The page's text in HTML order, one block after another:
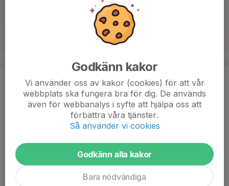
Ons
Godkänn kakor
Vi använder oss av kakor (cookies) för att vår
webbplats ska fungera bra för dig. De används
även för webbanalys i syfte att hjälpa oss att
förbättra våra tjänster.
Så använder vi cookies
Godkänn alla kakor
Bara nödvändiga